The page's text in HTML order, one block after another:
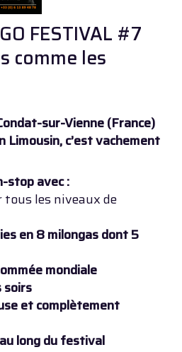
FESTIVAL #7
comme les
sur-Vienne (France)
Limousin, c’est vachement
stop avec :
tous les niveaux de
en 8 milongas dont 5
mondiale
soirs
et complètement
long du festival